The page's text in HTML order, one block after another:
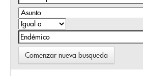
Comenzar nueva busqueda